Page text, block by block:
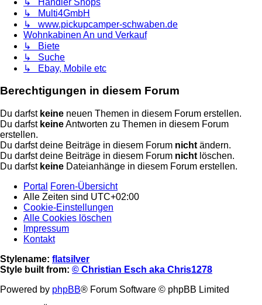
↳ Multi4GmbH
↳ www.pickupcamper-schwaben.de
Wohnkabinen An und Verkauf
↳ Biete
↳ Suche
↳ Ebay, Mobile etc
Berechtigungen in diesem Forum
Du darfst keine neuen Themen in diesem Forum erstellen.
Du darfst keineAntworten zu Themen in diesem Forum
erstellen.
Du darfst deine Beiträge in diesem Forum nicht ändern.
Du darfst deine Beiträge in diesem Forum nicht löschen.
Du darfst keine Dateianhänge in diesem Forum erstellen.
Portal
Foren-Übersicht
Alle Zeiten sind UTC+02:00
Cookie-Einstellungen
Alle Cookies löschen
Impressum
Kontakt
Stylename: flatsilver
Style built from: © Christian Esch aka Chris1278
Powered by phpBB® Forum Software © phpBB Limited